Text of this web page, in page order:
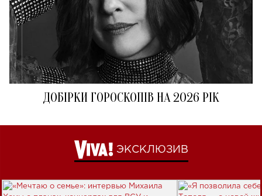
ДОБІРКИ ГОРОСКОПІВ НА 2026 РІК
ЭКСКЛЮЗИВ